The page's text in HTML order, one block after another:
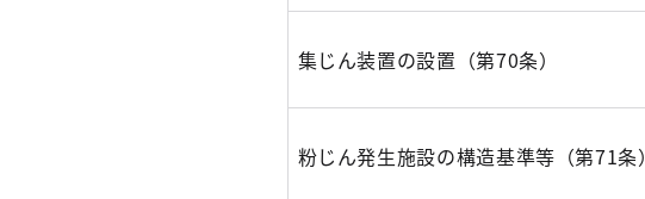
集じん装置の設置（第70条）
粉じん発生施設の構造基準等（第71条）